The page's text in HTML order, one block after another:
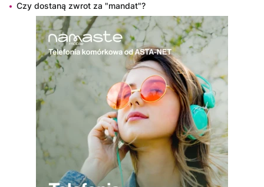
Czy dostaną zwrot za "mandat"?